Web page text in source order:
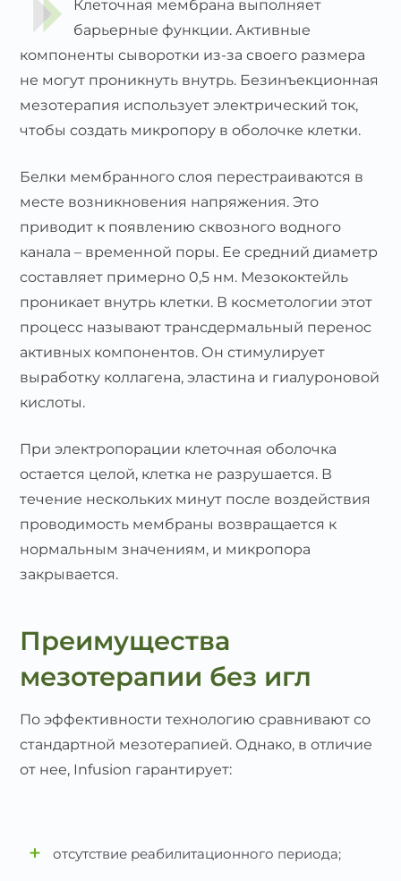
Клеточная мембрана выполняет
барьерные функции. Активные
компоненты сыворотки из-за своего размера
не могут проникнуть внутрь. Безинъекционная
мезотерапия использует электрический ток,
чтобы создать микропору в оболочке клетки.
Белки мембранного слоя перестраиваются в
месте возникновения напряжения. Это
приводит к появлению сквозного водного
канала – временной поры. Ее средний диаметр
составляет примерно 0,5 нм. Мезококтейль
проникает внутрь клетки. В косметологии этот
процесс называют трансдермальный перенос
активных компонентов. Он стимулирует
выработку коллагена, эластина и гиалуроновой
кислоты.
При электропорации клеточная оболочка
остается целой, клетка не разрушается. В
течение нескольких минут после воздействия
проводимость мембраны возвращается к
нормальным значениям, и микропора
закрывается.
Преимущества
мезотерапии без игл
По эффективности технологию сравнивают со
стандартной мезотерапией. Однако, в отличие
от нее, Infusion гарантирует:
+ отсутствие реабилитационного периода;